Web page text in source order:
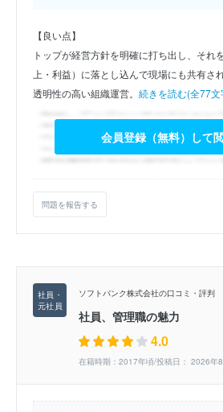
【良い点】
トップが経営方針を明確に打ち出し、それ
上・利益）に落とし込んで現場にも共有さ
透明性の高い組織運営。 続きを読む(全77文
会員登録（無料）して
問題を報告する
ソフトバンク株式会社の口コミ・評判
社員、管理職の魅力
4.0
在籍時期：2017年頃/投稿日： 2026年